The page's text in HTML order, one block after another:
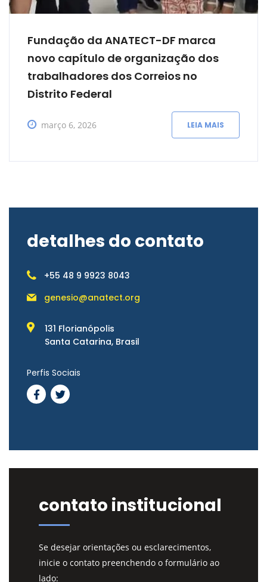
Fundação da ANATECT-DF marca
novo capítulo de organização dos
trabalhadores dos Correios no
Distrito Federal
março 6, 2026 LEIA MAIS
detalhes do contato
+55 48 9 9923 8043
genesio@anatect.org
131 Florianópolis
Santa Catarina, Brasil
Perfis Sociais
contato institucional
Se desejar orientações ou esclarecimentos,
inicie o contato preenchendo o formulário ao
lado: